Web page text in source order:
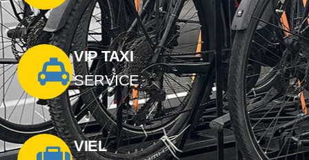
VIP TAXI
SERVICE
VIEL